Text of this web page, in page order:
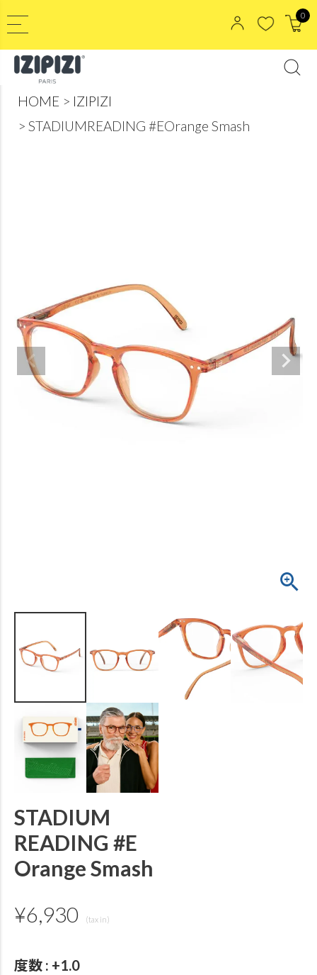
0
HOME
IZIPIZI
STADIUMREADING #EOrange Smash
STADIUM
READING #E
Orange Smash
¥6,930
度数 +1.0